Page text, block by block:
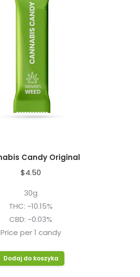
Candy Original
$4.50
30g
THC: ~10.15%
CBD: ~0.03%
Price per 1 candy
Dodaj do koszyka